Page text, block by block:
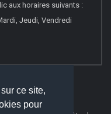
ce site,
pour
aux horaires suivants :
Jeudi, Vendredi